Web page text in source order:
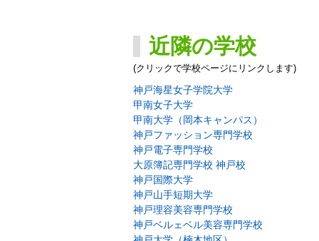
近隣の学校
(クリックで学校ページにリンクします)
神戸海星女子学院大学
甲南女子大学
甲南大学（岡本キャンパス）
神戸ファッション専門学校
神戸電子専門学校
大原簿記専門学校 神戸校
神戸国際大学
神戸山手短期大学
神戸理容美容専門学校
神戸ベルェベル美容専門学校